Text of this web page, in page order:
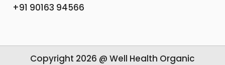
+91 90163 94566
Copyright 2026 @ Well Health Organic